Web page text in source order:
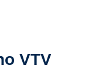
VTV